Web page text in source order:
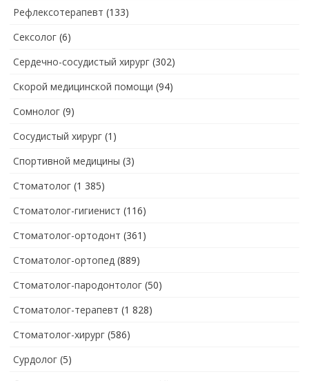
Рефлексотерапевт (133)
Сексолог (6)
Сердечно-сосудистый хирург (302)
Скорой медицинской помощи (94)
Сомнолог (9)
Сосудистый хирург (1)
Спортивной медицины (3)
Стоматолог (1 385)
Стоматолог-гигиенист (116)
Стоматолог-ортодонт (361)
Стоматолог-ортопед (889)
Стоматолог-пародонтолог (50)
Стоматолог-терапевт (1 828)
Стоматолог-хирург (586)
Сурдолог (5)